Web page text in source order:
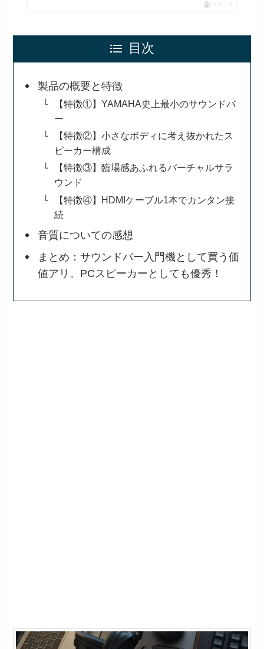
ポチップ
目次
製品の概要と特徴
【特徴①】YAMAHA史上最小のサウンドバ
ー
【特徴②】小さなボディに考え抜かれたス
ピーカー構成
【特徴③】臨場感あふれるバーチャルサラ
ウンド
【特徴④】HDMIケーブル1本でカンタン接
続
音質についての感想
まとめ：サウンドバー入門機として買う価
値アリ。PCスピーカーとしても優秀！